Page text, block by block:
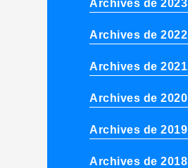
Archives de 2023
Archives de 2022
Archives de 2021
Archives de 2020
Archives de 2019
Archives de 2018